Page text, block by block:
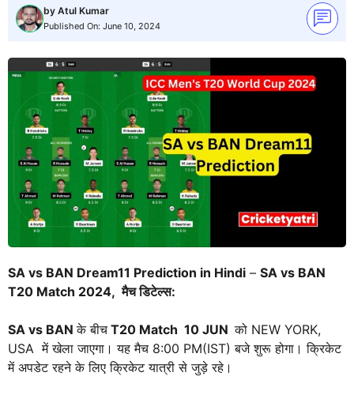
by Atul Kumar
Published On: June 10, 2024
SA vs BAN Dream11 Prediction in Hindi – SA vs BAN
T20 Match 2024, मैच डिटेल्स:
SA vs BANके बीच T20 Match 10 JUN को NEW YORK,
USA में खेला जाएगा। यह मैच 8:00 PM(IST) बजे शुरू होगा। क्रिकेट
में अपडेट रहने के लिए क्रिकेट यात्री से जुड़े रहे।